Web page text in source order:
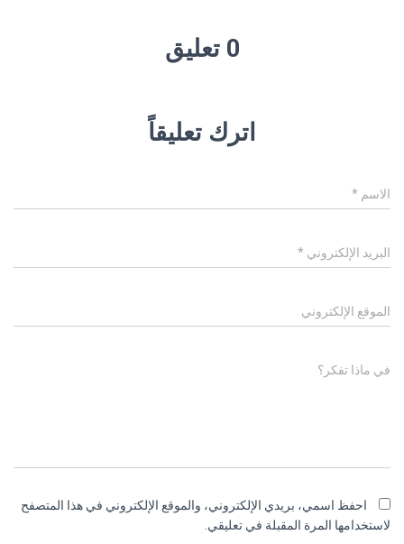
0 تعليق
اترك تعليقاً
الاسم *
البريد الإلكتروني *
الموقع الإلكتروني
في ماذا تفكر؟
احفظ اسمي، بريدي الإلكتروني، والموقع الإلكتروني في هذا المتصفح
لاستخدامها المرة المقبلة في تعليقي.